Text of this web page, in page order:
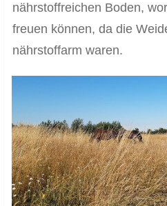
nährstoffreichen Boden,
freuen können, da die
nährstoffarm waren.